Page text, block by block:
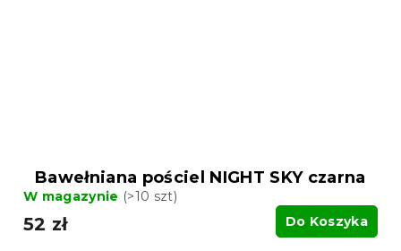
Bawełniana pościel NIGHT SKY czarna
W magazynie (>10 szt)
52 zł Do Koszyka